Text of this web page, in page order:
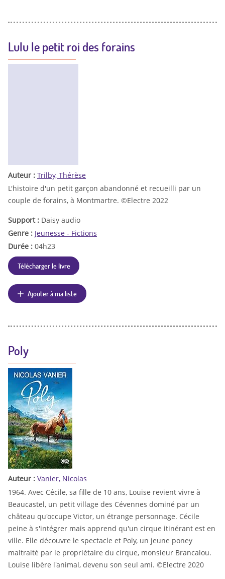
Lulu le petit roi des forains
Auteur : Trilby, Thérèse
L'histoire d'un petit garçon abandonné et recueilli par un
couple de forains, à Montmartre. ©Electre 2022
Support : Daisy audio
Genre : Jeunesse - Fictions
Durée : 04h23
Télécharger le livre
Ajouter à ma liste
Poly
Auteur : Vanier, Nicolas
1964. Avec Cécile, sa fille de 10 ans, Louise revient vivre à
Beaucastel, un petit village des Cévennes dominé par un
château qu'occupe Victor, un étrange personnage. Cécile
peine à s'intégrer mais apprend qu'un cirque itinérant est en
ville. Elle découvre le spectacle et Poly, un jeune poney
maltraité par le propriétaire du cirque, monsieur Brancalou.
Louise libère l'animal, devenu son seul ami. ©Electre 2020